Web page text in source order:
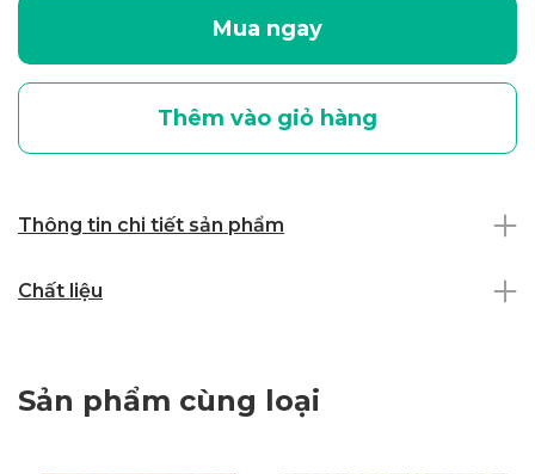
Mua ngay
Thêm vào giỏ hàng
Thông tin chi tiết sản phẩm
Chất liệu
Sản phẩm cùng loại